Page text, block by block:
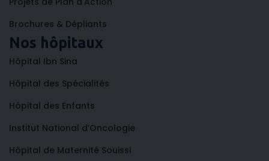
Brochures & Dépliants
Nos hôpitaux
Hôpital Ibn Sina
Hôpital des Spécialités
Hôpital des Enfants
Institut National d’Oncologie
Hôpital de Maternité Souissi